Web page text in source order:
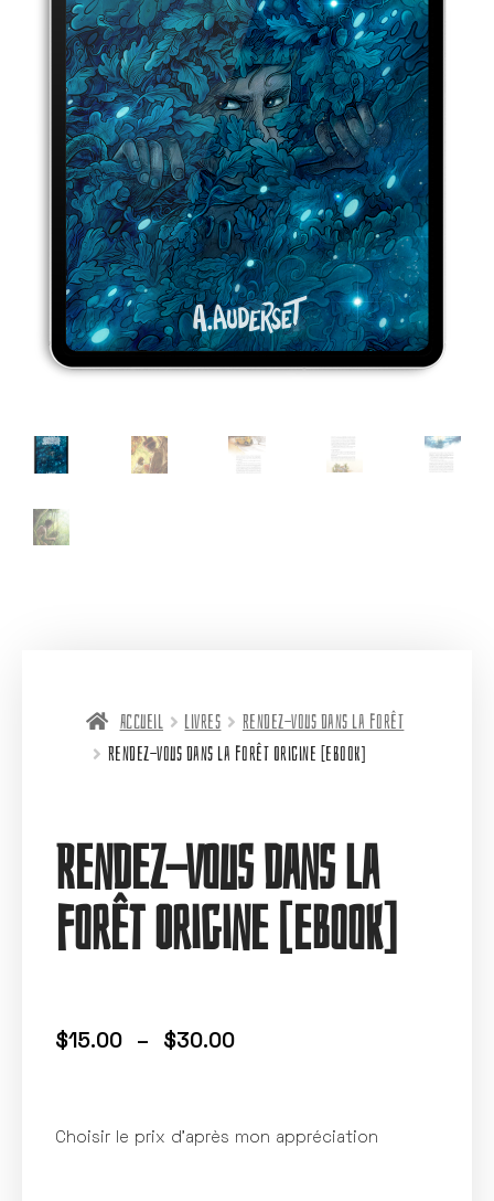
Accueil Livres
Rendez-vous dans la forêt
Rendez-vous dans la forêt Origine [eBook]
Rendez-vous dans la
forêt Origine [eBook]
$15.00 – $30.00
Choisir le prix d’après mon appréciation